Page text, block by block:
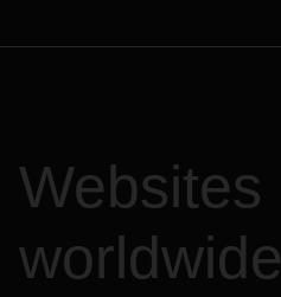
Websites
worldwide